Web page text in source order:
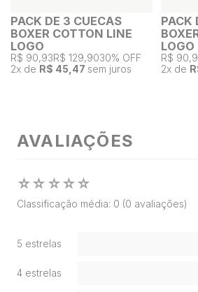
PACK DE 3 CUECAS
BOXER COTTON LINE
LOGO
R$ 90,93R$ 129,9030% OFF
2x de R$ 45,47 sem juros
PACK
LOGO
R$
2x de
AVALIAÇÕES
☆☆ ☆☆☆
Classificação média: 0 (0 avaliações)
5 estrelas
4 estrelas